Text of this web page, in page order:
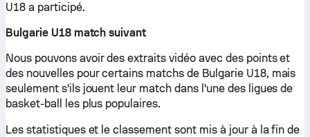
U18 a participé.
Bulgarie U18 match suivant
Nous pouvons avoir des extraits vidéo avec des points et
des nouvelles pour certains matchs de Bulgarie U18, mais
seulement s'ils jouent leur match dans l'une des ligues de
basket-ball les plus populaires.
Les statistiques et le classement sont mis à jour à la fin de